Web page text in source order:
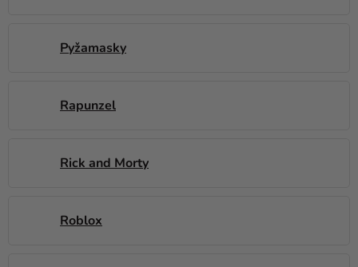
Pyžamasky
Rapunzel
Rick and Morty
Roblox